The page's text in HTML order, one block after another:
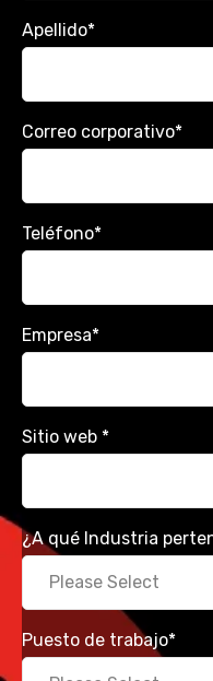
Apellido*
Correo corporativo*
Teléfono*
Empresa*
Sitio web *
¿A qué Industria
Puesto de trabajo*